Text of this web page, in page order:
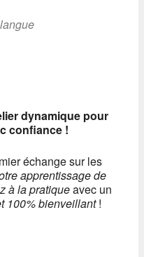
dynamique pour
confiance !
échange sur les
apprentissage de
à la pratiqueavec un
100% bienveillant!